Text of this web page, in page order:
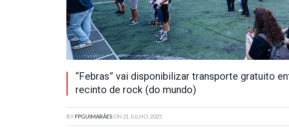
“Febras” vai disponibilizar transporte gratuito
recinto de rock (do mundo)
BY FPGUIMARÃES ON 21 JULHO, 2025